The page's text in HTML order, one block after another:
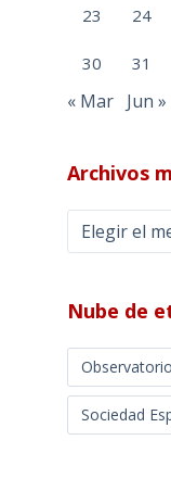
23 24
30 31
« Mar Jun »
Archivos
Archivos
mensuales
Nube de
Sociedad